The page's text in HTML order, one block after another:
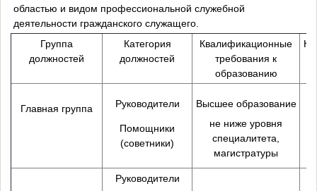
областью и видом профессиональной служебной
деятельности гражданского служащего.
Группа
должностей
Категория
должностей
Квалификационные
требования к
образованию
Главная группа Руководители
Помощники
(советники)
Высшее образование
не ниже уровня
специалитета,
магистратуры
Руководители